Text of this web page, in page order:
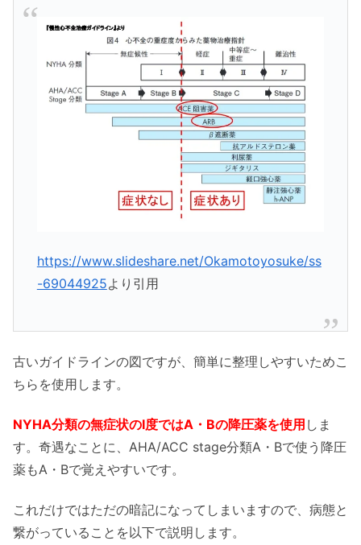
https://www.slideshare.net/Okamotoyosuke/ss
-69044925より引用
古いガイドラインの図ですが、簡単に整理しやすいためこ
ちらを使用します。
NYHA分類の無症状のⅠ度ではA・Bの降圧薬を使用 しま
す。奇遇なことに、AHA/ACC stage分類A・Bで使う降圧
薬もA・Bで覚えやすいです。
これだけではただの暗記になってしまいますので、病態と
繋がっていることを以下で説明します。